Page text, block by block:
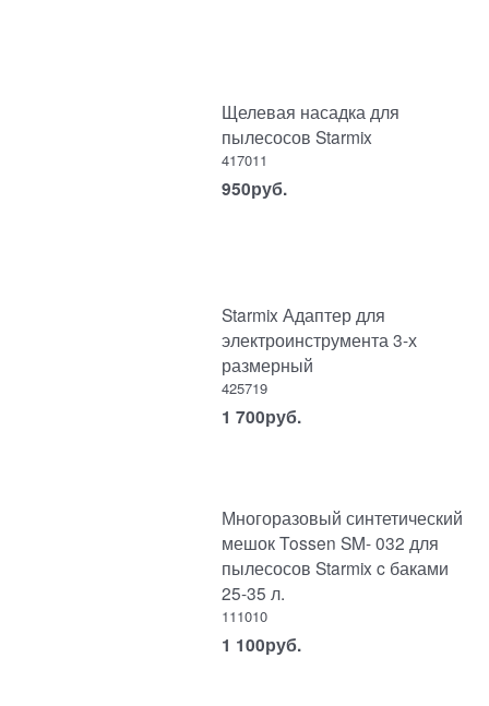
Щелевая насадка для
пылесосов Starmix
417011
950руб.
Starmix Адаптер для
электроинструмента 3-х
размерный
425719
1 700руб.
Многоразовый синтетический
мешок Tossen SM- 032 для
пылесосов Starmix c баками
25-35 л.
111010
1 100руб.